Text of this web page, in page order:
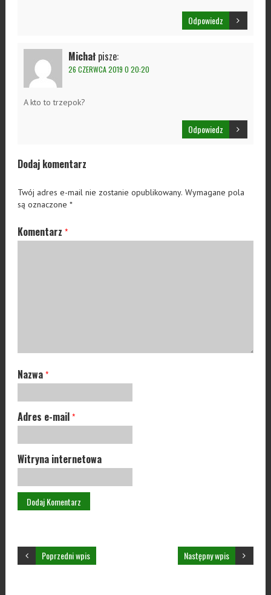
Odpowiedz
Michał pisze:
26 CZERWCA 2019 O 20:20
A kto to trzepok?
Odpowiedz
Dodaj komentarz
Twój adres e-mail nie zostanie opublikowany. Wymagane pola
są oznaczone*
Komentarz*
Nazwa*
Adres e-mail*
Witryna internetowa
Następny wpis
Poprzedni wpis